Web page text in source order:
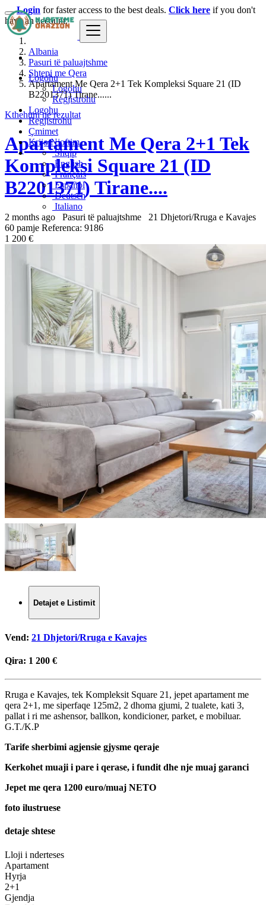
Logohu
Logohu
Regjistrohu
Logohu
Regjistrohu
Çmimet
Krijo Njoftim
Shqip
English
Français
Español
Deutsch
Italiano
Login for faster access to the best deals. Click here if you don't
have an account.
Albania
Pasuri të paluajtshme
Shtepi me Qera
Apartament Me Qera 2+1 Tek Kompleksi Square 21 (ID
B2201371) Tirane......
Kthehuni ne rezultat
Apartament Me Qera 2+1 Tek
Kompleksi Square 21 (ID
B2201371) Tirane....
2 months ago Pasuri të paluajtshme
21 Dhjetori/Rruga e Kavajes
60 pamje Referenca: 9186
1 200 €
Detajet e Listimit
Vend: 21 Dhjetori/Rruga e Kavajes
Qira: 1 200 €
Rruga e Kavajes, tek Kompleksit Square 21, jepet apartament me
qera 2+1, me siperfaqe 125m2, 2 dhoma gjumi, 2 tualete, kati 3,
pallat i ri me ashensor, ballkon, kondicioner, parket, e mobiluar.
G.T./K.P
Tarife sherbimi agjensie gjysme qeraje
Kerkohet muaji i pare i qerase, i fundit dhe nje muaj garanci
Jepet me qera 1200 euro/muaj NETO
foto ilustruese
detaje shtese
Lloji i nderteses
Apartament
Hyrja
2+1
Gjendja